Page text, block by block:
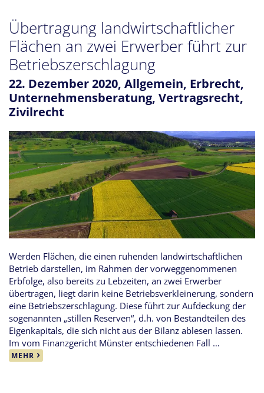
Übertragung landwirtschaftlicher
Flächen an zwei Erwerber führt zur
Betriebszerschlagung
22. Dezember 2020, Allgemein, Erbrecht,
Unternehmensberatung, Vertragsrecht,
Zivilrecht
Werden Flächen, die einen ruhenden landwirtschaftlichen
Betrieb darstellen, im Rahmen der vorweggenommenen
Erbfolge, also bereits zu Lebzeiten, an zwei Erwerber
übertragen, liegt darin keine Betriebsverkleinerung, sondern
eine Betriebszerschlagung. Diese führt zur Aufdeckung der
sogenannten „stillen Reserven“, d.h. von Bestandteilen des
Eigenkapitals, die sich nicht aus der Bilanz ablesen lassen.
Im vom Finanzgericht Münster entschiedenen Fall …
MEHR